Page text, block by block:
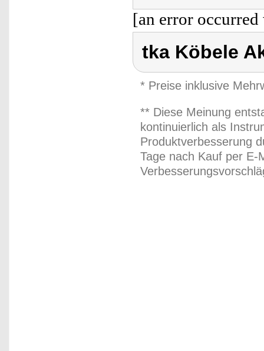
[an error
tka Köbele
* Preise inklusive
** Diese Meinung
kontinuierlich als
Produktverbesserung
Tage nach Kauf per E-